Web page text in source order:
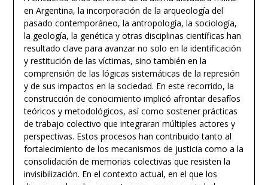
en Argentina, la incorporación de la arqueología del
pasado contemporáneo, la antropología, la sociología,
la geología, la genética y otras disciplinas científicas han
resultado clave para avanzar no solo en la identificación
y restitución de las víctimas, sino también en la
comprensión de las lógicas sistemáticas de la represión
y de sus impactos en la sociedad. En este recorrido, la
construcción de conocimiento implicó afrontar desafíos
teóricos y metodológicos, así como sostener prácticas
de trabajo colectivo que integraran múltiples actores y
perspectivas. Estos procesos han contribuido tanto al
fortalecimiento de los mecanismos de justicia como a la
consolidación de memorias colectivas que resisten la
invisibilización. En el contexto actual, en el que los